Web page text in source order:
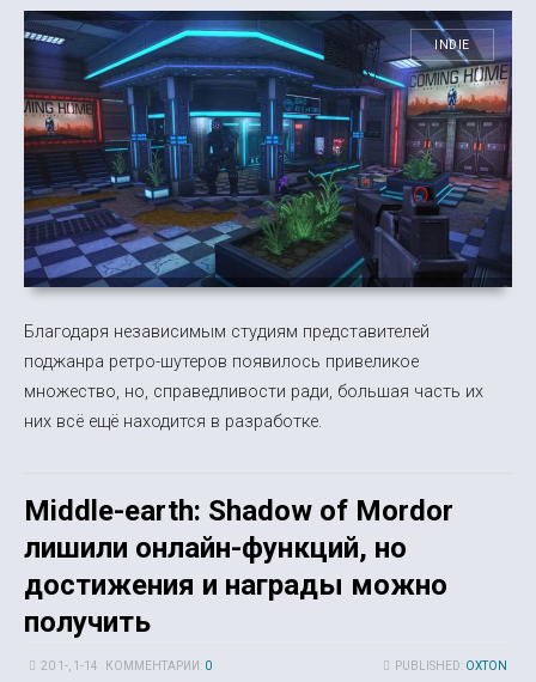
INDIE
Благодаря независимым студиям представителей
поджанра ретро-шутеров появилось привеликое
множество, но, справедливости ради, большая часть их
них всё ещё находится в разработке.
Middle-earth: Shadow of Mordor
лишили онлайн-функций, но
достижения и награды можно
получить
PUBLISHED: OXTON
20 1-, 1-14 КОММЕНТАРИИ: 0